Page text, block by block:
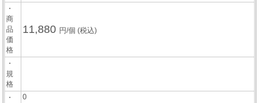
・
商
品
価
格
11,880 円/個(税込)
・
規
格
・
0